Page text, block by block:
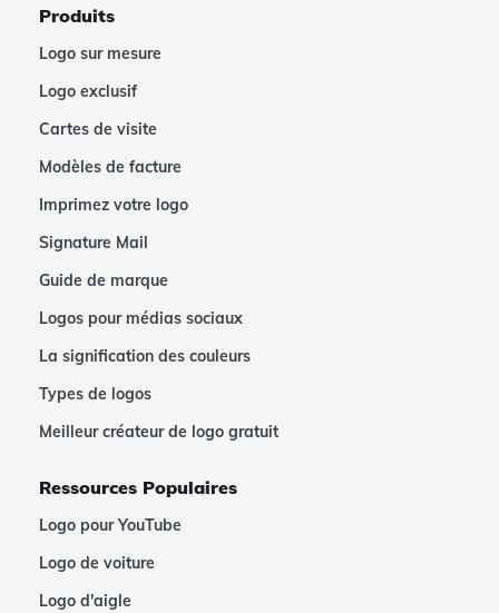
Produits
Logo sur mesure
Logo exclusif
Cartes de visite
Modèles de facture
Imprimez votre logo
Signature Mail
Guide de marque
Logos pour médias sociaux
La signification des couleurs
Types de logos
Meilleur créateur de logo gratuit
Ressources Populaires
Logo pour YouTube
Logo de voiture
Logo d'aigle